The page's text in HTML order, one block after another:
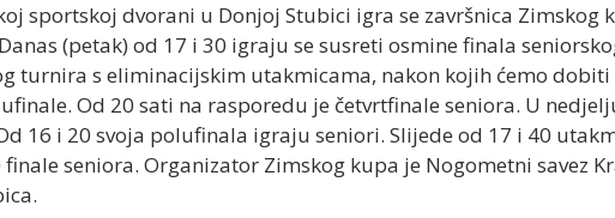
sportskoj dvorani u Donjoj Stubici igra se završnica Zimskog
(petak) od 17 i 30 igraju se susreti osmine finala
turnira s eliminacijskim utakmicama, nakon kojih ćemo
Od 20 sati na rasporedu je četvrtfinale seniora. U
16 i 20 svoja polufinala igraju seniori. Slijede od 17 i 40
seniora. Organizator Zimskog kupa je Nogometni savez